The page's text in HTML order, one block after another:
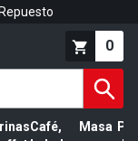
0
Café,
Masa